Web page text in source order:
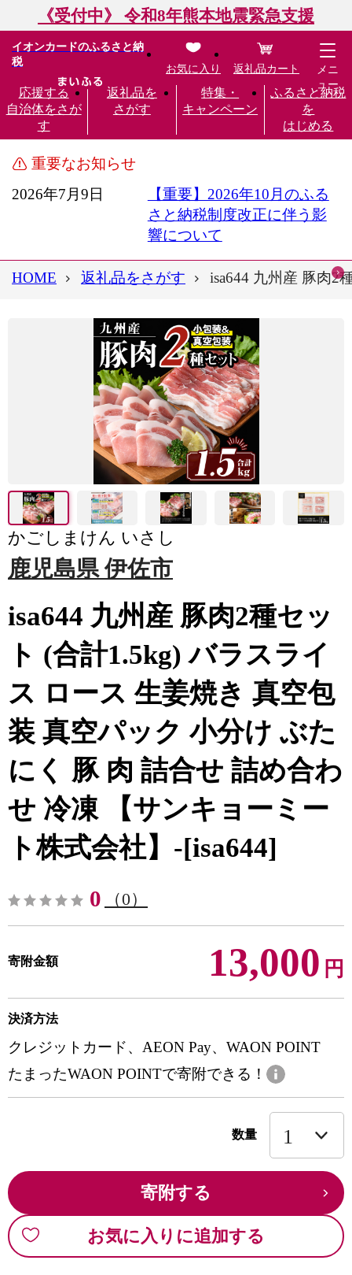
《受付中》 令和8年熊本地震緊急支援
イオンカードのふるさと納
税
応援する
自治体をさが
す
返礼品を
さがす
特集・
キャンペーン
ふるさと納税
を
はじめる
お気に入り 返礼品カート
メニ
ュー
重要なお知らせ
2026年7月9日
【重要】2026年10月のふる
さと納税制度改正に伴う影
響について
HOME 返礼品をさがす isa644 九州産 豚肉2
かごしまけん いさし
鹿児島県 伊佐市
isa644 九州産 豚肉2種セッ
ト (合計1.5kg) バラスライ
ス ロース 生姜焼き 真空包
装 真空パック 小分け ぶた
にく 豚 肉 詰合せ 詰め合わ
せ 冷凍 【サンキョーミー
ト株式会社】-[isa644]
0 （0）
寄附金額 13,000 円
決済方法
クレジットカード、AEON Pay、WAON POINT
たまったWAON POINTで寄附できる！
数量
寄附する
お気に入りに追加する